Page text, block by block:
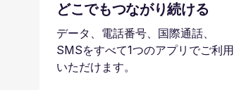
どこでもつながり続ける
データ、電話番号、国際通話、
SMSをすべて1つのアプリでご利用
いただけます。